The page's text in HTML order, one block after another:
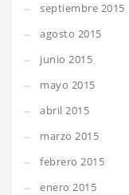
septiembre 2015
agosto 2015
junio 2015
mayo 2015
abril 2015
marzo 2015
febrero 2015
enero 2015